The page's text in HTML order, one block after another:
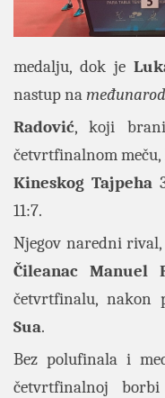
medalju, dok je
nastup na
Radović, koji
četvrtfinalnom meču,
Kineskog Tajpeha
11:7.
Njegov naredni
Čileanac Manuel
četvrtfinalu, nakon
Sua.
Bez polufinala i
četvrtfinalnoj